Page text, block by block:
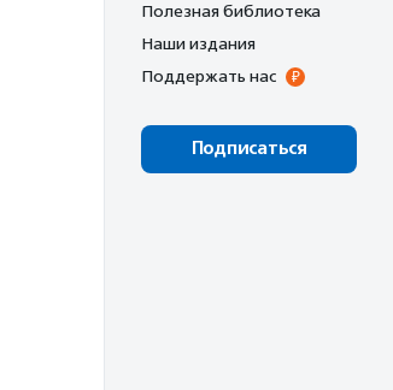
Полезная библиотека
Наши издания
Поддержать нас
Подписаться